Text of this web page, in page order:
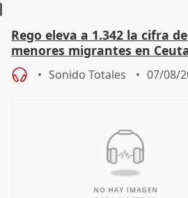
Rego eleva a 1.342 la cifra de
menores migrantes en
entrada masiva
Sonido Totales 07/08/